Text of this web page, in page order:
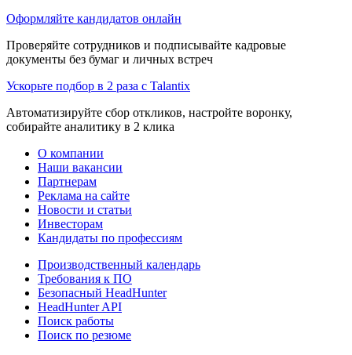
Оформляйте кандидатов онлайн
Проверяйте сотрудников и подписывайте кадровые
документы без бумаг и личных встреч
Ускорьте подбор в 2 раза с Talantix
Автоматизируйте сбор откликов, настройте воронку,
собирайте аналитику в 2 клика
О компании
Наши вакансии
Партнерам
Реклама на сайте
Новости и статьи
Инвесторам
Кандидаты по профессиям
Производственный календарь
Требования к ПО
Безопасный HeadHunter
HeadHunter API
Поиск работы
Поиск по резюме